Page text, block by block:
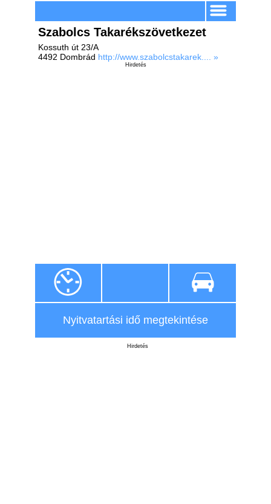
Szabolcs Takarékszövetkezet
Kossuth út 23/A
4492 Dombrád http://www.szabolcstakarek.... »
Hirdetés
Nyitvatartási idő megtekintése
Hirdetés